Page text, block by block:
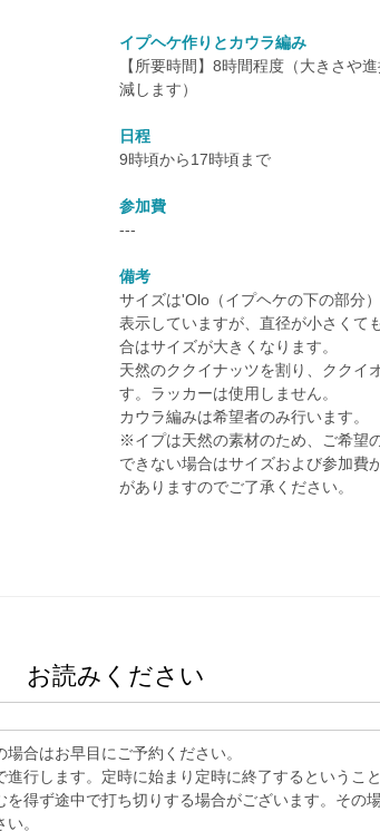
イプヘケ作りとカウラ編み
【所要時間】8時間程度（大きさや
減します）
日程
9時頃から17時頃まで
参加費
---
備考
サイズは'Olo（イプヘケの下の部分
表示していますが、直径が小さくて
合はサイズが大きくなります。
天然のククイナッツを割り、ククイ
す。ラッカーは使用しません。
カウラ編みは希望者のみ行います。
※イプは天然の素材のため、ご希望
できない場合はサイズおよび参加費
がありますのでご了承ください。
お読みください
合はお早目にご予約ください。
行します。定時に始まり定時に終了するというこ
得ず途中で打ち切りする場合がございます。その
。